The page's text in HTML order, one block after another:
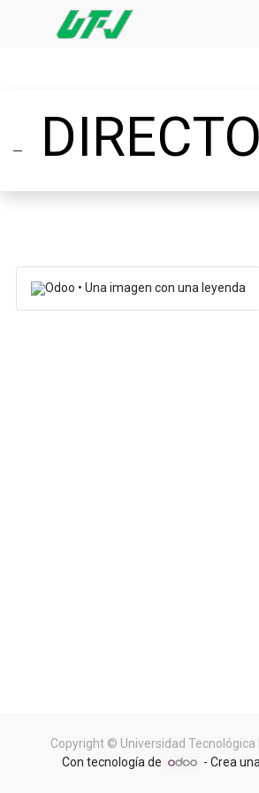
Copyright © Universidad
Con tecnología de
- Crea una